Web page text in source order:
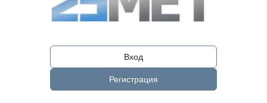
Вход
Регистрация